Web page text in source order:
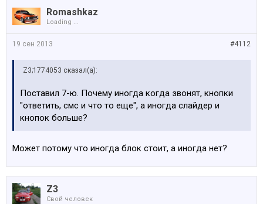
Romashkaz
Loading ...
#4112
19 сен 2013
Z3;1774053 сказал(а):
Поставил 7-ю. Почему иногда когда звонят, кнопки
"ответить, смс и что то еще", а иногда слайдер и
кнопок больше?
Может потому что иногда блок стоит, а иногда нет?
Z3
Свой человек